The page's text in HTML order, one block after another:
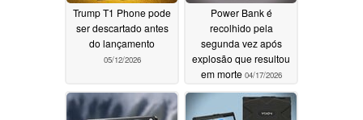
Trump T1 Phone pode
ser descartado antes
do lançamento
05/12/2026
Power Bank é
recolhido pela
segunda vez após
explosão que resultou
em morte 04/17/2026